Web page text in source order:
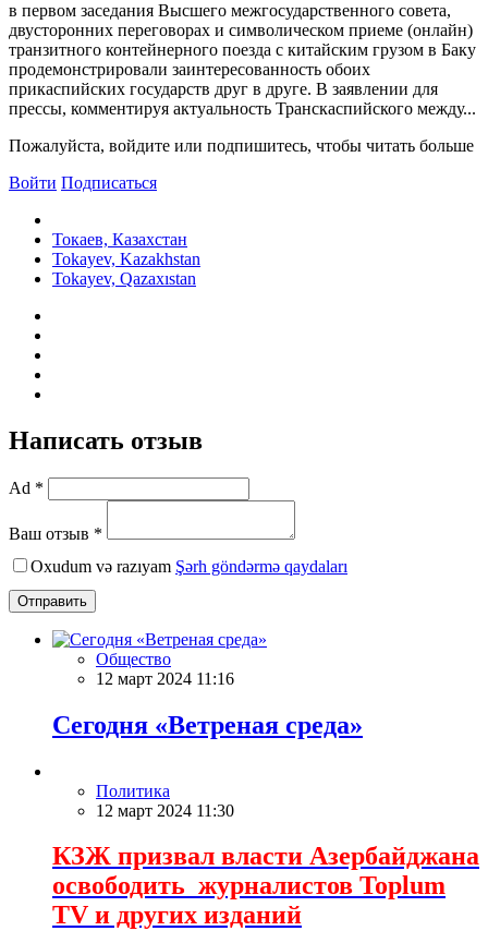
в первом заседания Высшего межгосударственного совета,
двусторонних переговорах и символическом приеме (онлайн)
транзитного контейнерного поезда с китайским грузом в Баку
продемонстрировали заинтересованность обоих
прикаспийских государств друг в друге. В заявлении для
прессы, комментируя актуальность Транскаспийского между...
Пожалуйста, войдите или подпишитесь, чтобы читать больше
Войти Подписаться
Токаев, Казахстан
Tokayev, Kazakhstan
Tokayev, Qazaxıstan
Написать отзыв
Ad *
Ваш отзыв *
Oxudum və razıyam Şərh göndərmə qaydaları
Отправить
Общество
12 март 2024 11:16
Сегодня «Ветреная среда»
Политика
12 март 2024 11:30
КЗЖ призвал власти Азербайджана
освободить журналистов Toplum
TV и других изданий